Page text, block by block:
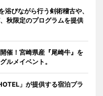
浴びながら行う剣術稽古や、
秋限定のプログラムを提供
催！宮崎県産『尾崎牛』を
ルメイベント。
」が提供する宿泊プラ